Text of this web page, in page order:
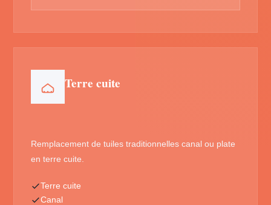
Terre cuite
Remplacement de tuiles traditionnelles canal ou plate
en terre cuite.
Terre cuite
Canal